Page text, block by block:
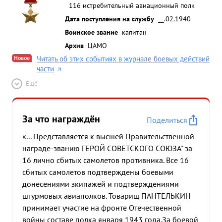
116 истребительный авиационный полк
Дата поступления на службу
__.02.1940
Воинское звание капитан
Архив ЦАМО
Новое
Читать об этих событиях в журнале боевых действий
части
Ещё
За что награждён
Поделиться
«... Представляется к высшей Правительственной
награде-званию ГЕРОЙ СОВЕТСКОГО СОЮЗА" за
16 лично сбитых самолетов противника. Все 16
сбитых самолетов подтверждены боевыми
донесениями зкипажей и подтверждениями
штурмовых авиаполков. Товарищ ПАНТЕЛЬКИН
принимает участие на фронте Отечественной
войны составе полка января 1943 года.За боевой